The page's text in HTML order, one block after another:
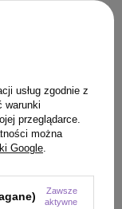
usług zgodnie z
warunki
przeglądarce.
można
Google.
Zawsze
aktywne